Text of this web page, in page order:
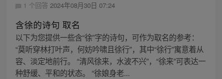
1 个回答 2024年08月30日 07:24
含徐的诗句 取名
以下为您提供一些含“徐”字的诗句，可作为取名的参考：
“莫听穿林打叶声，何妨吟啸且徐行”，其中“徐行”寓意着从
容、淡定地前行。 “清风徐来，水波不兴”，“徐来”可表达一
种舒缓、平和的状态。 “徐娘身老...